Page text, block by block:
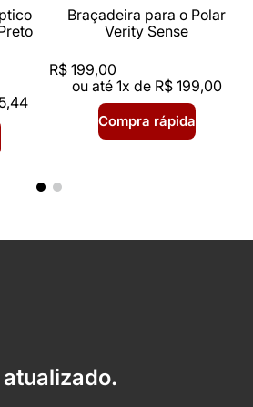
,44
Braçadeira para o Polar
Verity Sense
R$ 199,00
ou até 1x de R$ 199,00
Compra rápida